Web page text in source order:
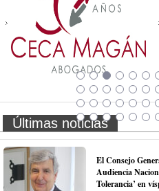
Últimas noticias
El Consejo
Audiencia
Tolerancia’ en